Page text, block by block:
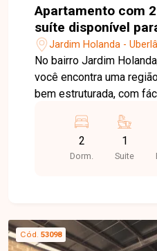
Apartamento com
suíte disponível
Jardim Holanda em
Jardim Holanda -
No bairro Jardim
você encontra uma
bem estruturada, com
supermercados,
comércios,
qualidade de vida. Apartamento disponível para
armários, sendo 1 suíte
banheiro social com box
2
Dorm.
1
Suite
Cód. 53098